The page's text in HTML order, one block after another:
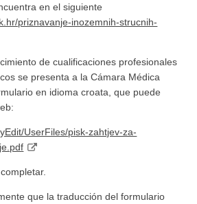
en el siguiente
priznavanje-inozemnih-strucnih-
de cualificaciones profesionales
se presenta a la Cámara Médica
en idioma croata, que puede
UserFiles/pisk-zahtjev-za-
que la traducción del formulario